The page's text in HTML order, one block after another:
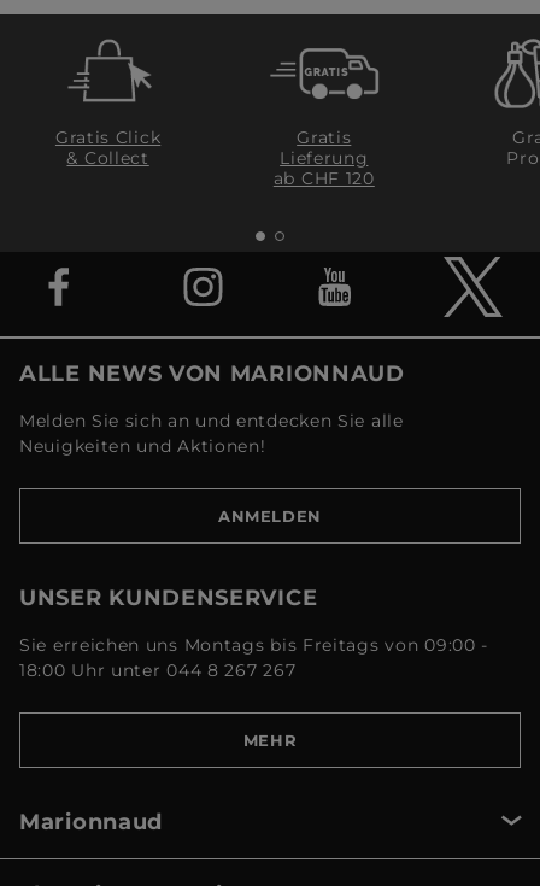
Gratis Click
& Collect
Gratis
Lieferung
ab CHF 120
ALLE NEWS VON MARIONNAUD
Melden Sie sich an und entdecken Sie alle
Neuigkeiten und Aktionen!
ANMELDEN
UNSER KUNDENSERVICE
Sie erreichen uns Montags bis Freitags von 09:00 -
18:00 Uhr unter 044 8 267 267
MEHR
Marionnaud